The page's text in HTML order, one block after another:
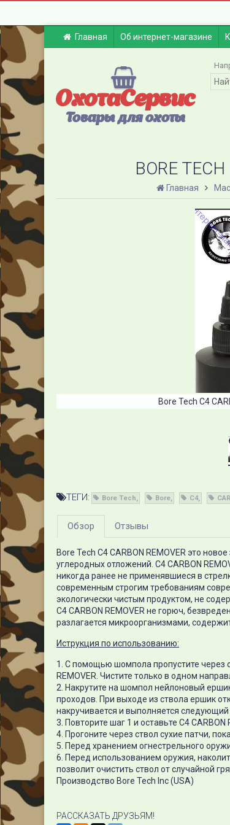
Главная Об интернет-магазине
ОхотаСервис
Товары для охоты
BORE
Главная
Bore Tech C4
ТЕГИ: Bore Tech Bore C4
Обзор Отзывы
Bore Tech C4CARBON REMOVER это
углеродных отложений. C4CARBON
никогда ранее не применявшиеся в
современным строгим требованиям
экологически чистым продуктом, не
C4CARBON REMOVER не горюч,
разлагается микроорганизмами,
Иструкция по использованию:
1. С помощью шомпола пропустите через
REMOVER. Чистите только в одном
2. Накрутите на шомпол нейлоновый
проходов. При выходе из ствола ершик
накручивается и выполняется следующий
3. Повторите шаг 1 и оставьте C4CARBON
4. Прогоните через ствол сухие патчи,
5. Перед хранением огнестрельного
6. Перед использованием оружия,
позволит очистить ствол от случайной
Производство Bore Tech Inc (USA)
РАССКАЗАТЬ ДРУЗЬЯМ!